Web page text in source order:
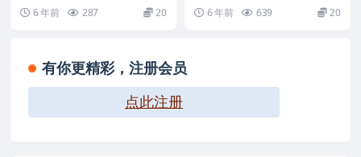
机固件
6 年前 287 20
件版本：V1.00107 适用机型：
请...6 年前 639 20
有你更精彩，注册会员
点此注册